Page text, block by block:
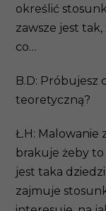
określić
zawsze jest
co…
B.D:
teoretyczną?
Ł.H:
brakuje żeby
jest taka
zajmuje